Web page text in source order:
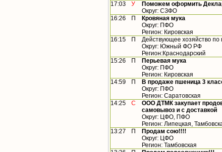
17:03
У
Поможем оформить
Округ: СЗФО
16:26
П
Кровяная мука
Округ: ПФО
Регион: Кировская
16:15
П Действующее хозяйство
Округ: Южный ФО РФ
Регион:Краснодарский
15:26
П
Перьевая мука
Округ: ПФО
Регион: Кировская
14:59
П
В продаже пшеница 3
Округ: ПФО
Регион: Саратовская
14:25
С
ООО ДТМК закупает
самовывоз и с доставкой
Округ: ЦФО, ПФО
Регион: Липецкая,
13:27
П
Продам сою!!!!
Округ: ЦФО
Регион: Тамбовская